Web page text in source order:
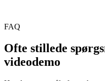
FAQ
Ofte stillede
videodemo